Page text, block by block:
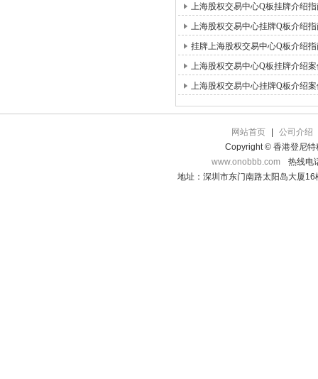
上海股权交易中心Q板挂牌介绍
上海股权交易中心挂牌Q板介绍
挂牌上海股权交易中心Q板介绍
上海股权交易中心Q板挂牌介绍
上海股权交易中心挂牌Q板介绍
网站首页
公司介绍
Copyright © 香港登尼特
www.onobbb.com
热线电
地址：深圳市东门南路太阳岛大厦